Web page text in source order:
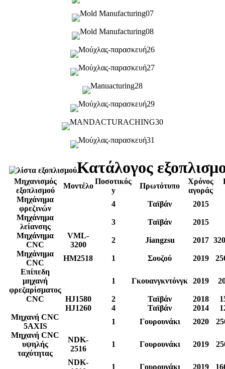
Κατάλογος
Μηχανισμός
εξοπλισμού
Μοντέλο
Ποσοτικός
y
Πρωτότυπο
Χρόνος
αγοράς
Μηχάνημα
φρεζινών
4 Ταϊβάν
2015
Μηχάνημα
λείανσης
3 Ταϊβάν
2015
Μηχάνημα
CNC
VML-
3200
2 Jiangzsu 2017
Μηχάνημα
CNC
HM2518 1 Σουζού 2019
Επίπεδη
μηχανή
φρεζαρίσματος
1 Γκουανγκντόνγκ 2019
CNC HJ1580 2 Ταϊβάν 2018
HJ1260
4 Ταϊβάν 2014
Μηχανή CNC
5AXIS
1 Γουρουνάκι 2020
Μηχανή CNC
υψηλής
ταχύτητας
NDK-
2516
1 Γουρουνάκι 2019
NDK-
1 Γουρουνάκι 2019